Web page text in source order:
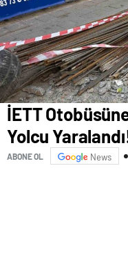
İETT
Yolcu
ABONE OL News